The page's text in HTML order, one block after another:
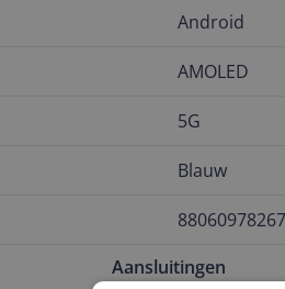
Android
AMOLED
5G
Blauw
Aansluitingen